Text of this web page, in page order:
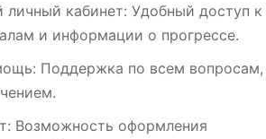
личный кабинет: Удобный доступ к
и информации о прогрессе.
Поддержка по всем вопросам,
Возможность оформления